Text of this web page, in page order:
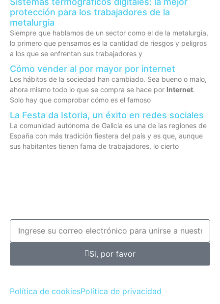
protección para los trabajadores de la
metalurgia
Siempre que hablamos de un sector como el de la metalurgia,
lo primero que pensamos es la cantidad de riesgos y peligros
a los que se enfrentan sus trabajadores y
Cómo vender al por mayor por internet
Los hábitos de la sociedad han cambiado. Sea bueno o malo,
ahora mismo todo lo que se compra se hace por Internet.
Solo hay que comprobar cómo es el famoso
La Festa da Istoria, un éxito en redes sociales
La comunidad autónoma de Galicia es una de las regiones de
España con más tradición fiestera del país y es que, aunque
sus habitantes tienen fama de trabajadores, lo cierto
Si, por favor
Política de cookiesPolítica de privacidad